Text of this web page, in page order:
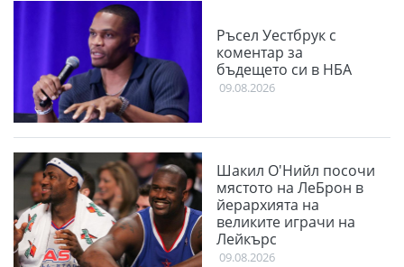
Ръсел Уестбрук с
коментар за
бъдещето си в НБА
09.08.2026
Шакил О'Нийл посочи
мястото на ЛеБрон в
йерархията на
великите играчи на
Лейкърс
09.08.2026